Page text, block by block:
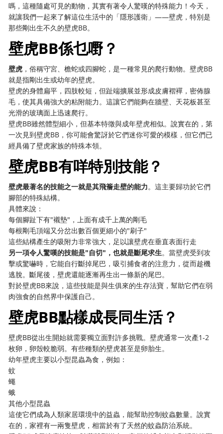
嗎，這種隨處可見的動物，其實有著令人驚嘆的特殊能力！今天，
就讓我們一起來了解這位生活中的「隱形護衛」——壁虎，特別是
那些剛出生不久的壁虎BB。
壁虎BB係乜嘢？
壁虎 ，俗稱守宮、檐蛇或四腳蛇，是一種常見的爬行動物。壁虎BB
就是指剛出生或幼年的壁虎。
壁虎的身體扁平，四肢較短，但趾端擴展並形成皮膚褶襌，密佈腺
毛，使其具備強大的粘附能力。這讓它們能夠在牆壁、天花板甚至
光滑的玻璃面上迅速爬行。
壁虎BB雖然體型細小，但基本特徵與成年壁虎相似。說實在的，第
一次見到壁虎BB，你可能會驚訝於它們迷你可愛的模樣，但它們已
經具備了壁虎家族的特殊本領。
壁虎BB有咩特別技能？
壁虎最著名的技能之一就是其飛簷走壁的能力。這主要歸功於它們
腳部的特殊結構。
具體來說：
每個腳趾下有"襯墊"，上面有成千上萬的剛毛
每根剛毛頂端又分岔出數百個更細小的"刷子"
這些結構產生的吸附力非常強大，足以讓壁虎在垂直表面行走
另一項令人驚嘆的技能是"自切"，也就是斷尾求生。當壁虎受到攻
擊或驚嚇時，它能自行斷掉尾巴，吸引捕食者的注意力，從而趁機
逃脫。斷尾後，壁虎還能逐漸再生出一條新的尾巴。
對於壁虎BB來說，這些技能是與生俱來的生存法寶，幫助它們在弱
肉強食的自然界中保護自己。
壁虎BB點樣成長同生活？
壁虎BB從出生開始就需要獨立面對許多挑戰。壁虎通常一次產1-2
枚卵，卵殼較脆弱。有些種類的壁虎甚至是卵胎生。
幼年壁虎主要以小型昆蟲為食，例如：
蚊
蠅
蛾
其他小型昆蟲
這使它們成為人類家居環境中的益蟲，能幫助控制蚊蟲數量。說實
在的，家裡有一兩隻壁虎，相當於有了天然的蚊蟲防治系統。